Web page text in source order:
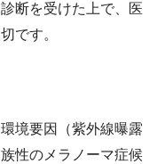
断を受けた上で、医
です。
境要因（紫外線曝露
性のメラノーマ症候